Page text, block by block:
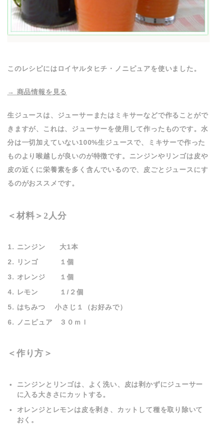
このレシピにはロイヤルタヒチ・ノニピュアを使いました。
→ 商品情報を見る
生ジュースは、ジューサーまたはミキサーなどで作ることがで
きますが、これは、ジューサーを使用して作ったものです。水
分は一切加えていない100%生ジュースで、ミキサーで作った
ものより喉越しが良いのが特徴です。ニンジンやリンゴは皮や
皮の近くに栄養素を多く含んでいるので、皮ごとジュースにす
るのがおススメです。
＜材料＞2人分
ニンジン 大1本
リンゴ １個
オレンジ １個
レモン １/２個
はちみつ 小さじ１（お好みで）
ノニピュア ３０ｍｌ
＜作り方＞
ニンジンとリンゴは、よく洗い、皮は剥かずにジューサー
に入る大きさにカットする。
オレンジとレモンは皮を剥き、カットして種を取り除いて
おく。